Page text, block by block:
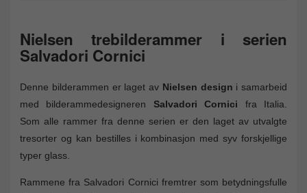
Nielsen trebilderammer i serien
Salvadori Cornici
Denne bilderammen er laget av Nielsen design i samarbeid
med bilderammedesigneren Salvadori Cornici fra Italia.
Som alle rammer fra denne serien er den laget av utvalgte
tresorter og kan bestilles i kombinasjon med syv forskjellige
typer glass.
Rammene fra Salvadori Cornici fremtrer som betydningsfulle